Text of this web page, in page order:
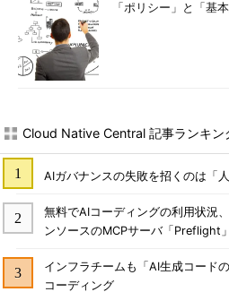
「ポリシー」と「基
Cloud Native Central 記事ランキン
AIガバナンスの失敗を招くのは「人
無料でAIコーディングの利用状況
ンソースのMCPサーバ「Preflight
インフラチームも「AI生成コード
コーディング